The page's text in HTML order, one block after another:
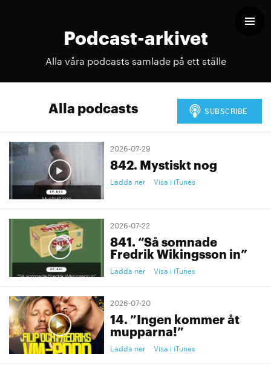
Podcast-arkivet
Alla våra podcasts samlade på ett ställe
Alla podcasts
2026-07-29
842. Mystiskt nog
Ladda ner Visa i iTunes
2026-07-22
841. “Så somnade
Fredrik Wikingsson in”
Ladda ner Visa i iTunes
2026-07-20
14. ”Ingen kommer åt
mupparna!”
Ladda ner Visa i iTunes